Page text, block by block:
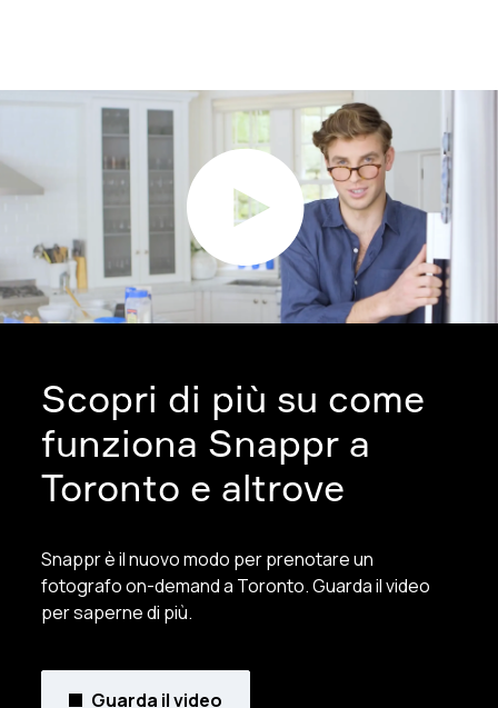
Scopri di più su come
funziona Snappr a
Toronto e altrove
Snappr è il nuovo modo per prenotare un
fotografo on-demand a Toronto. Guarda il video
per saperne di più.
Guarda il video